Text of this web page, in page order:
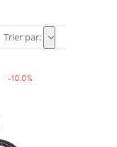
Trier par:
-10.0%